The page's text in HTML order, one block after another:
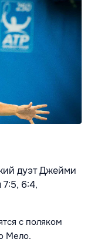
дуэт Джейми
6:4,
с поляком
Мело.